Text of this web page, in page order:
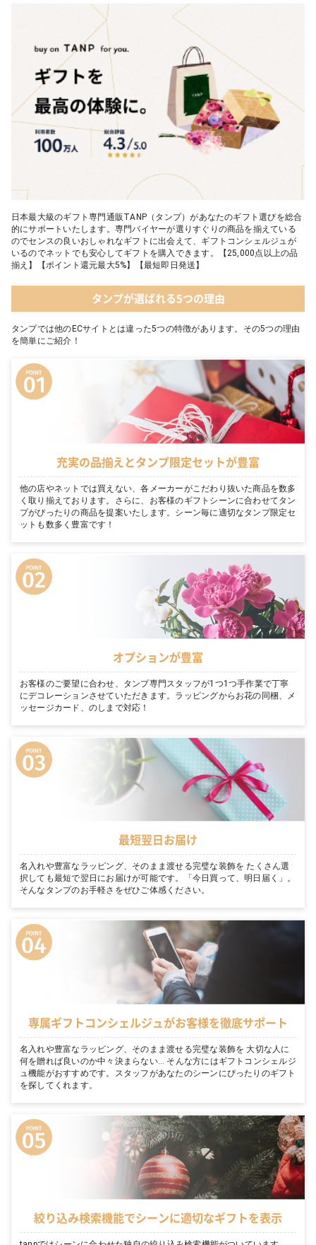
05 入浴剤・バスケア
04 ＜クランチチョコレート＞ダーク＆ミルク＆キャラメル＆ホワ
イト 60g
05 葉山のショコラ・カロ＜4個入＞
日本最大級のギフト専門通販TANP（タンプ）があなたのギフト選びを総合
的にサポートいたします。専門バイヤーが選りすぐりの商品を揃えている
のでセンスの良いおしゃれなギフトに出会えて、ギフトコンシェルジュが
いるのでネットでも安心してギフトを購入できます。【25,000点以上の品
揃え】【ポイント還元最大5%】【最短即日発送】
タンプが選ばれる5つの理由
タンプでは他のECサイトとは違った5つの特徴があります。その5つの理由
を簡単にご紹介！
充実の品揃えとタンプ限定セットが豊富
他の店やネットでは買えない、各メーカーがこだわり抜いた商品を数多
く取り揃えております。さらに、お客様のギフトシーンに合わせてタン
プがぴったりの商品を提案いたします。シーン毎に適切なタンプ限定セ
ットも数多く豊富です！
オプションが豊富
お客様のご要望に合わせ、タンプ専門スタッフが1つ1つ手作業で丁寧
にデコレーションさせていただきます。ラッピングからお花の同梱、メ
ッセージカード、のしまで対応！
最短翌日お届け
名入れや豊富なラッピング、そのまま渡せる完璧な装飾を たくさん選
択しても最短で翌日にお届けが可能です。「今日買って、明日届く」。
そんなタンプのお手軽さをぜひご体感ください。
専属ギフトコンシェルジュがお客様を徹底サポート
名入れや豊富なラッピング、そのまま渡せる完璧な装飾を 大切な人に
何を贈れば良いのか中々決まらない… そんな方にはギフトコンシェルジ
ュ機能がおすすめです。スタッフがあなたのシーンにぴったりのギフト
を探してくれます。
絞り込み検索機能でシーンに適切なギフトを表示